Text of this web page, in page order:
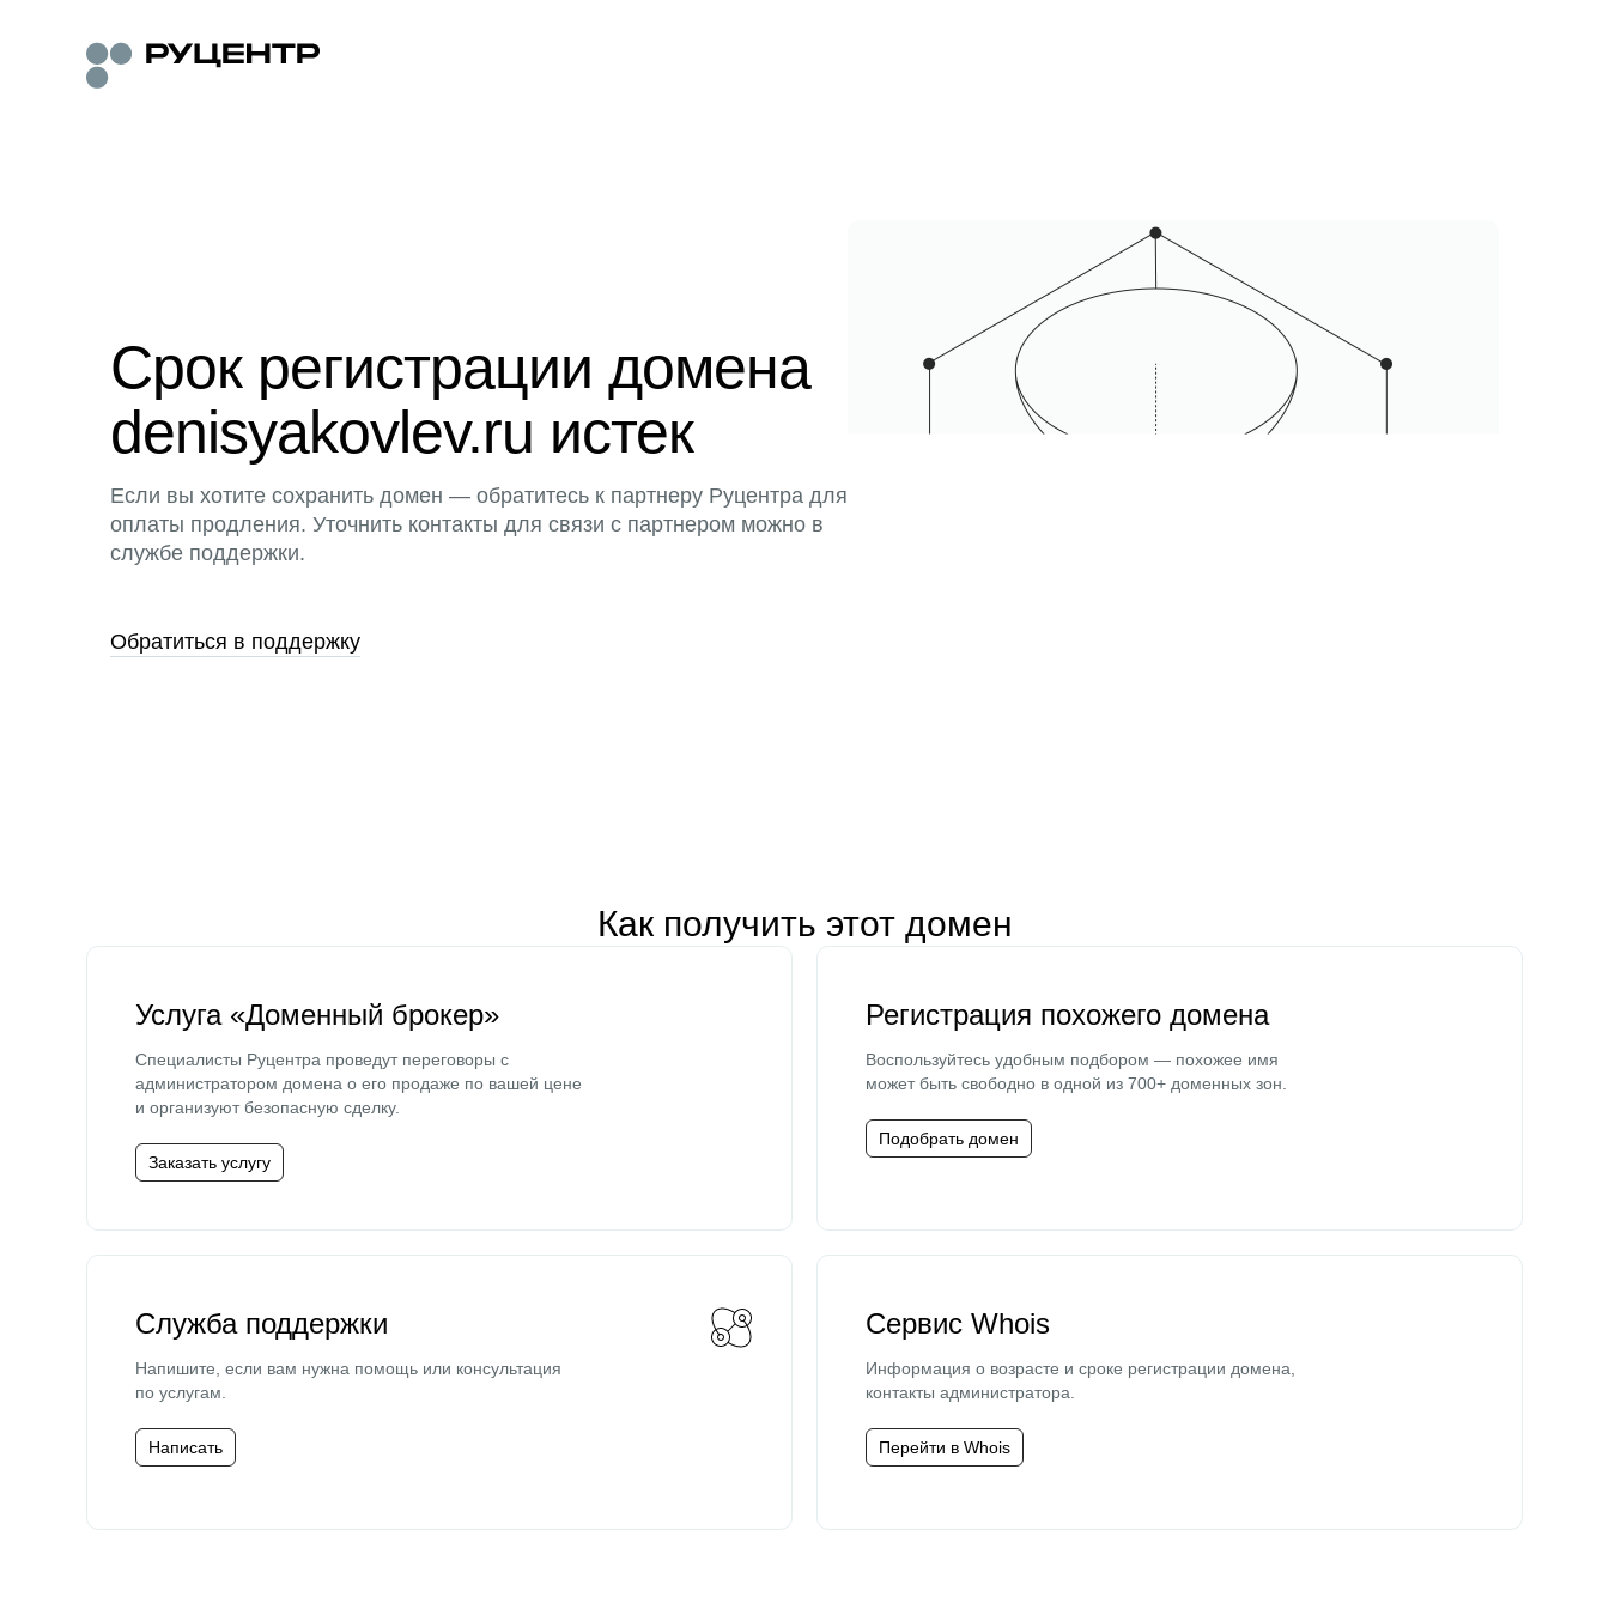
Срок регистрации домена
denisyakovlev.ru истек
Если вы хотите сохранить домен — обратитесь к партнеру Руцентра для
оплаты продления. Уточнить контакты для связи с партнером можно в
службе поддержки.
Обратиться в поддержку
Как получить этот домен
Услуга «Доменный брокер»
Специалисты Руцентра проведут переговоры с
администратором домена о его продаже по вашей цене
и организуют безопасную сделку.
Заказать услугу
Регистрация похожего домена
Воспользуйтесь удобным подбором — похожее имя
может быть свободно в одной из 700+ доменных зон.
Подобрать домен
Служба поддержки
Напишите, если вам нужна помощь или консультация
по услугам.
Написать
Сервис Whois
Информация о возрасте и сроке регистрации домена,
контакты администратора.
Перейти в Whois